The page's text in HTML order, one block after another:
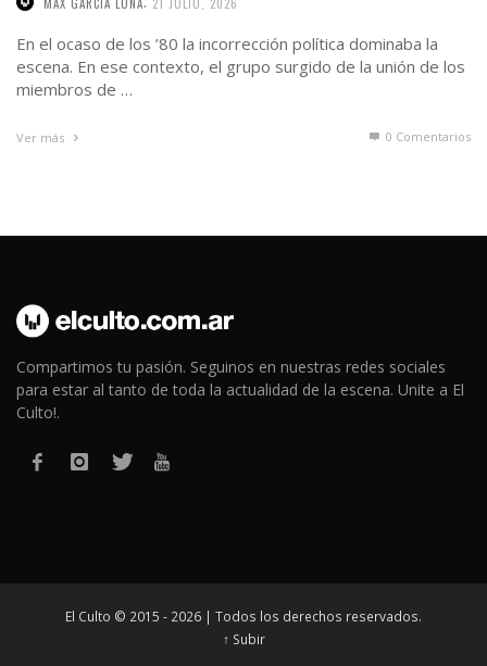
En el ocaso de los ’80 la incorrección política dominaba la
escena. En ese contexto, el grupo surgido de la unión de los
miembros de …
Compartimos tu pasión. Seguinos en nuestras redes sociales
para estar al tanto de toda la actualidad de la escena. Unite a El
Culto!.
El Culto © 2015 - 2026 | Todos los derechos reservados.
↑ Subir